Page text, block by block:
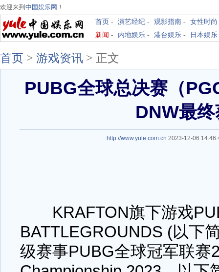
欢迎来到 中国娱乐网 ！
首页 - 演艺经纪 - 观影指南 - 女性时尚
新闻 - 内地娱乐 - 港台娱乐 - 日本娱乐
首页 > 游戏资讯 > 正文
PUBG全球总决赛（
DNW最
http://www.yule.com.cn 2023-12-06
KRAFTON旗下游戏
BATTLEGROUNDS (以下
级赛事PUBG全球冠军联赛